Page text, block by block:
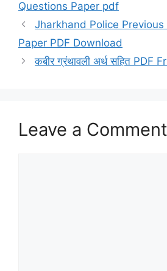
Questions Paper pdf
Jharkhand Police Previous
Paper PDF Download
कबीर ग्रंथावली अर्थ सहित PDF
Leave a Comment